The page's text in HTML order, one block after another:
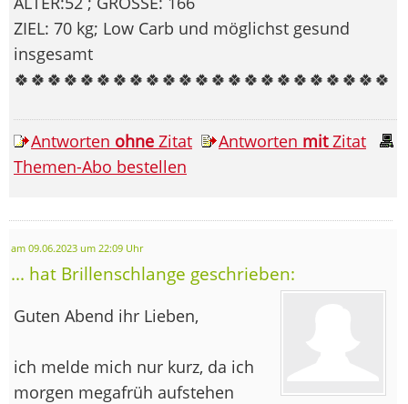
ZIEL: 70 kg; Low Carb und möglichst gesund
insgesamt
🍀🍀🍀🍀🍀🍀🍀🍀🍀🍀🍀🍀🍀🍀🍀🍀🍀🍀🍀🍀🍀🍀🍀
Antworten ohne Zitat Antworten mitZitat
Themen-Abo bestellen
am 09.06.2023 um 22:09 Uhr
... hat Brillenschlange geschrieben:
Guten Abend ihr Lieben,
ich melde mich nur kurz, da ich
morgen megafrüh aufstehen